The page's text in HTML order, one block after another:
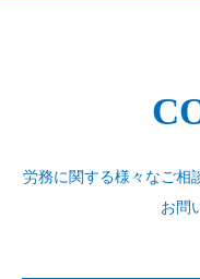
労務に関する様々なご相
お問